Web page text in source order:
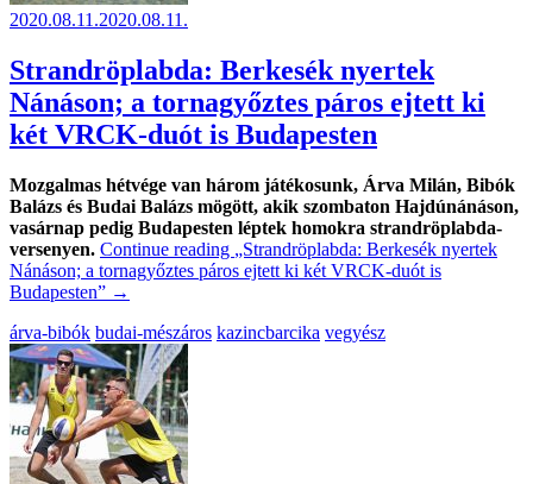
2020.08.11.2020.08.11.
Strandröplabda: Berkesék nyertek
Nánáson; a tornagyőztes páros ejtett ki
két VRCK-duót is Budapesten
Mozgalmas hétvége van három játékosunk, Árva Milán, Bibók
Balázs és Budai Balázs mögött, akik szombaton Hajdúnánáson,
vasárnap pedig Budapesten léptek homokra strandröplabda-
versenyen. Continue reading „Strandröplabda: Berkesék nyertek
Nánáson; a tornagyőztes páros ejtett ki két VRCK-duót is
Budapesten” →
árva-bibók budai-mészáros kazincbarcika vegyész